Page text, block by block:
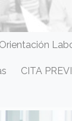
Orientación
CITA